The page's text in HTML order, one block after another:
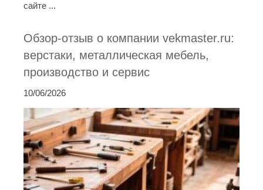
сайте ...
Обзор-отзыв о компании vekmaster.ru:
верстаки, металлическая мебель,
производство и сервис
10/06/2026